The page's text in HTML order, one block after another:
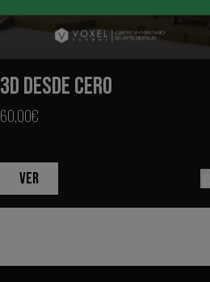
3D DESDE CERO
60,00€
VER